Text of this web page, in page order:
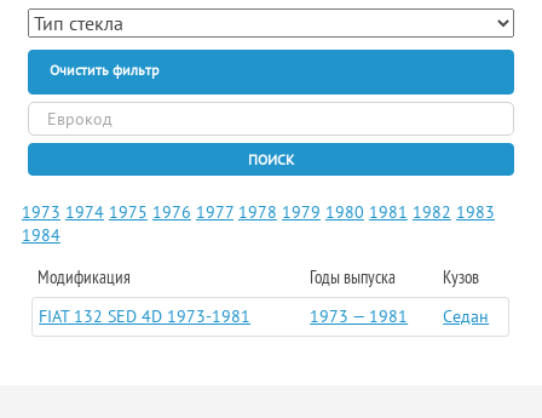
Очистить фильтр
ПОИСК
1973 1974 1975 1976 1977 1978 1979 1980 1981 1982 1983
1984
Модификация Годы выпуска Кузов
FIAT 132 SED 4D 1973-1981 1973 — 1981 Седан